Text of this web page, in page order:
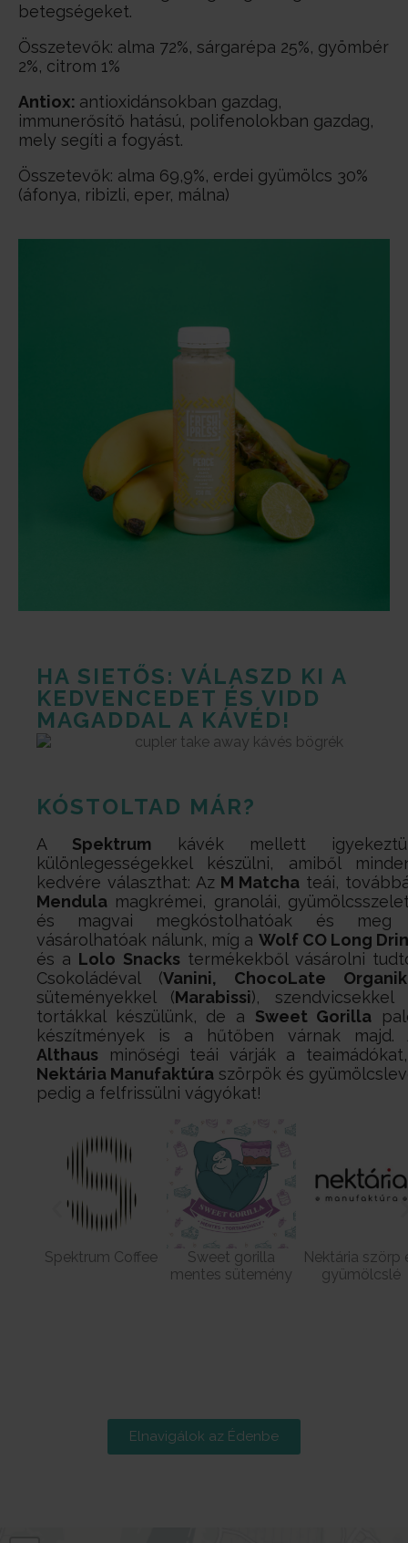
betegségeket.
Összetevők: alma 72%, sárgarépa 25%, gyömbér
2%, citrom 1%
Antiox: antioxidánsokban gazdag,
immunerősítő hatású, polifenolokban gazdag,
mely segíti a fogyást.
Összetevők: alma 69,9%, erdei gyümölcs 30%
(áfonya, ribizli, eper, málna)
HA SIETŐS: VÁLASZD KI A
KEDVENCEDET ÉS VIDD
MAGADDAL A KÁVÉD!
KÓSTOLTAD MÁR?
A Spektrum kávék mellett
különlegességekkel készülni, amiből
kedvére választhat: AzM Matcha teái,
Mendula magkrémei, granolái,
és magvai megkóstolhatóak és meg
vásárolhatóak nálunk, míg a Wolf CO Long
és a Lolo Snacks termékekből vásárolni
Csokoládéval (Vanini, ChocoLate
süteményekkel (Marabissi), szendvicsekkel
tortákkal készülünk, de a Sweet Gorilla
készítmények is a hűtőben várnak majd.
Althaus minőségi teái várják a
Nektária Manufaktúra szörpök és
pedig a felfrissülni vágyókat!
Spektrum Coffee
Sweet gorilla
mentes sütemény
Nektária szörp
gyümölcslé
Elnavigálok az Édenbe